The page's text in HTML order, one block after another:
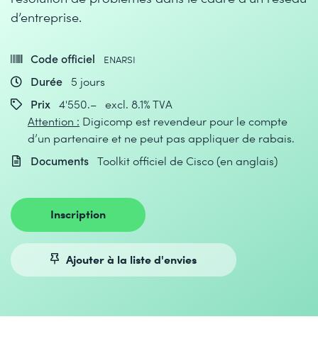
d’entreprise.
Code officiel ENARSI
Durée
5 jours
Prix
4'550.– excl. 8.1% TVA
Attention : Digicomp est revendeur pour le compte
d’un partenaire et ne peut pas appliquer de rabais.
Documents Toolkit officiel de Cisco (en anglais)
Inscription
Ajouter à la liste d'envies